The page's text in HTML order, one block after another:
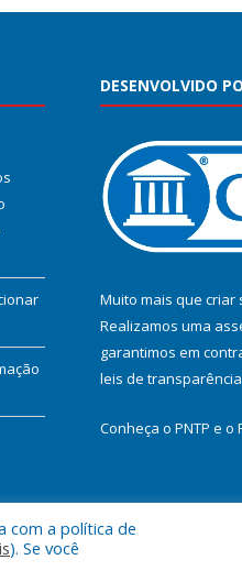
DESENVOLVIDO
Muito mais que criar
Realizamos uma
garantimos em
leis de
Conheça o PNTP e o
Mapa do Site
com a política de
). Se você